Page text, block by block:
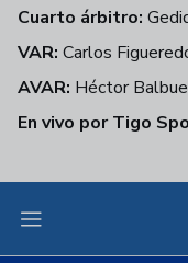
Cuarto árbitro:
VAR: Carlos
AVAR: Héctor
En vivo por Tigo